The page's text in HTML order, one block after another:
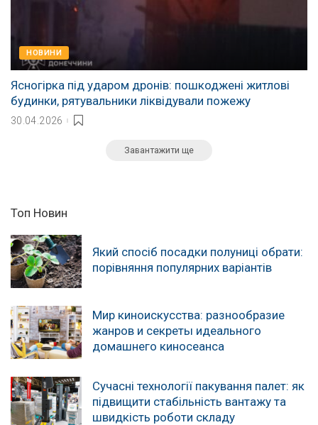
НОВИНИ
Ясногірка під ударом дронів: пошкоджені житлові
будинки, рятувальники ліквідували пожежу
30.04.2026
Завантажити ще
Топ Новин
Який спосіб посадки полуниці обрати:
порівняння популярних варіантів
Мир киноискусства: разнообразие
жанров и секреты идеального
домашнего киносеанса
Сучасні технології пакування палет: як
підвищити стабільність вантажу та
швидкість роботи складу